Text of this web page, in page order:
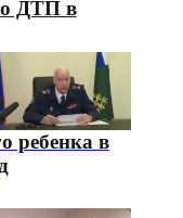
ДТП в
ребенка в